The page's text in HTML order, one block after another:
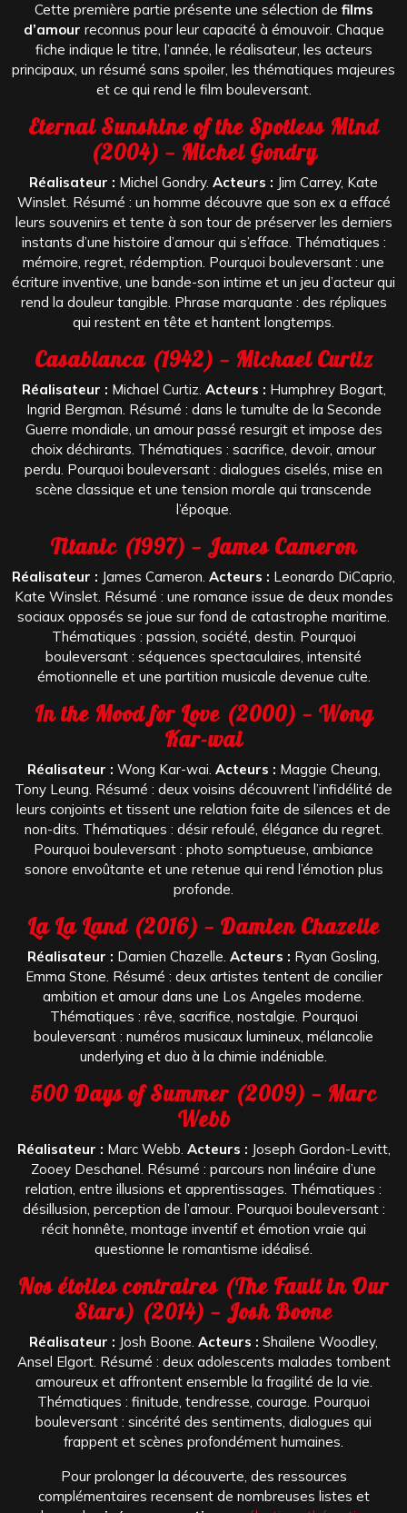
Cette première partie présente une sélection de films
d’amour reconnus pour leur capacité à émouvoir. Chaque
fiche indique le titre, l’année, le réalisateur, les acteurs
principaux, un résumé sans spoiler, les thématiques majeures
et ce qui rend le film bouleversant.
Eternal Sunshine of the Spotless Mind
(2004) — Michel Gondry
Réalisateur : Michel Gondry. Acteurs : Jim Carrey, Kate
Winslet. Résumé : un homme découvre que son ex a effacé
leurs souvenirs et tente à son tour de préserver les derniers
instants d’une histoire d’amour qui s’efface. Thématiques :
mémoire, regret, rédemption. Pourquoi bouleversant : une
écriture inventive, une bande-son intime et un jeu d’acteur qui
rend la douleur tangible. Phrase marquante : des répliques
qui restent en tête et hantent longtemps.
Casablanca (1942) — Michael Curtiz
Réalisateur : Michael Curtiz. Acteurs : Humphrey Bogart,
Ingrid Bergman. Résumé : dans le tumulte de la Seconde
Guerre mondiale, un amour passé resurgit et impose des
choix déchirants. Thématiques : sacrifice, devoir, amour
perdu. Pourquoi bouleversant : dialogues ciselés, mise en
scène classique et une tension morale qui transcende
l’époque.
Titanic (1997) — James Cameron
Réalisateur : James Cameron. Acteurs : Leonardo DiCaprio,
Kate Winslet. Résumé : une romance issue de deux mondes
sociaux opposés se joue sur fond de catastrophe maritime.
Thématiques : passion, société, destin. Pourquoi
bouleversant : séquences spectaculaires, intensité
émotionnelle et une partition musicale devenue culte.
In the Mood for Love (2000) — Wong
Kar-wai
Réalisateur : Wong Kar-wai. Acteurs : Maggie Cheung,
Tony Leung. Résumé : deux voisins découvrent l’infidélité de
leurs conjoints et tissent une relation faite de silences et de
non-dits. Thématiques : désir refoulé, élégance du regret.
Pourquoi bouleversant : photo somptueuse, ambiance
sonore envoûtante et une retenue qui rend l’émotion plus
profonde.
La La Land (2016) — Damien Chazelle
Réalisateur : Damien Chazelle. Acteurs : Ryan Gosling,
Emma Stone. Résumé : deux artistes tentent de concilier
ambition et amour dans une Los Angeles moderne.
Thématiques : rêve, sacrifice, nostalgie. Pourquoi
bouleversant : numéros musicaux lumineux, mélancolie
underlying et duo à la chimie indéniable.
500 Days of Summer (2009) — Marc
Webb
Réalisateur : Marc Webb. Acteurs : Joseph Gordon-Levitt,
Zooey Deschanel. Résumé : parcours non linéaire d’une
relation, entre illusions et apprentissages. Thématiques :
désillusion, perception de l’amour. Pourquoi bouleversant :
récit honnête, montage inventif et émotion vraie qui
questionne le romantisme idéalisé.
Nos étoiles contraires (The Fault in Our
Stars) (2014) — Josh Boone
Réalisateur : Josh Boone. Acteurs : Shailene Woodley,
Ansel Elgort. Résumé : deux adolescents malades tombent
amoureux et affrontent ensemble la fragilité de la vie.
Thématiques : finitude, tendresse, courage. Pourquoi
bouleversant : sincérité des sentiments, dialogues qui
frappent et scènes profondément humaines.
Pour prolonger la découverte, des ressources
complémentaires recensent de nombreuses listes et